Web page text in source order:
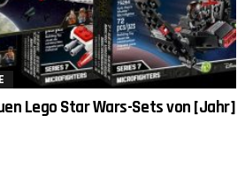
Lego Star Wars-Sets von [Jahr]